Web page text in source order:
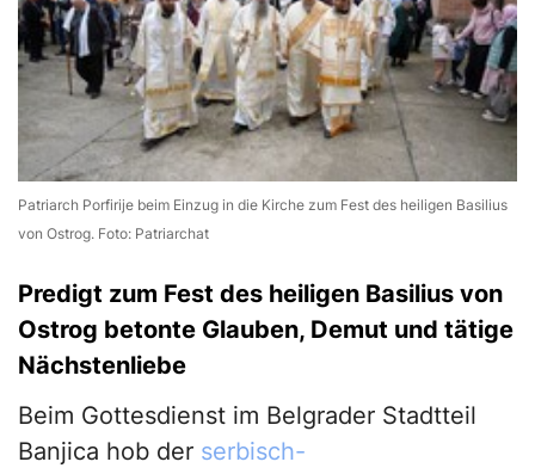
Patriarch Porfirije beim Einzug in die Kirche zum Fest des heiligen Basilius
von Ostrog. Foto: Patriarchat
Predigt zum Fest des heiligen Basilius von
Ostrog betonte Glauben, Demut und tätige
Nächstenliebe
Beim Gottesdienst im Belgrader Stadtteil
Banjica hob der serbisch-